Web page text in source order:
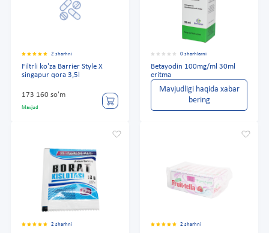
2 sharhni
Filtrli ko'za Barrier Style X
singapur qora 3,5l
173 160 so'm
Mavjud
0 sharhlarni
Betayodin 100mg/ml 30ml
eritma
Mavjudligi haqida xabar
bering
2 sharhni 2 sharhni